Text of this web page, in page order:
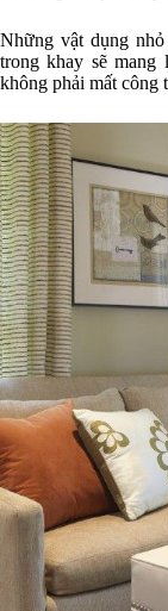
Những vật dụng
trong khay sẽ mang
không phải mất công